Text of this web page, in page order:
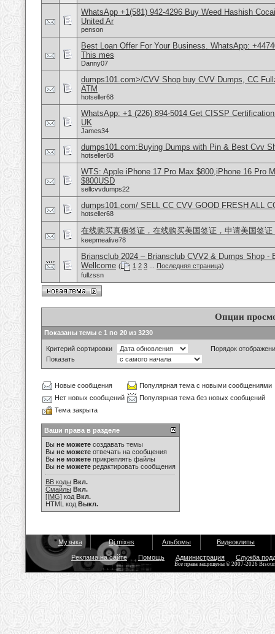
WhatsApp +1(581) 942-4296 Buy Weed Hashish
United Ar
penson
Best Loan Offer For Your Business. WhatsApp:
This mes
Danny07
dumps101.com>/CVV Shop buy CVV Dumps, CC
ATM
hotseller68
WhatsApp: +1 (226) 894-5014​ Get CISSP
UK
James34
dumps101.com:Buying Dumps with Pin & Best Cvv
hotseller68
WTS: Apple iPhone 17 Pro Max $800,iPhone 16 Pro
$800USD
sellcvvdumps22
dumps101.com/ SELL CC CVV GOOD FRESH ALL
hotseller68
在线购买真假签证，在线购买美国签证，申请美国签证
keepmealive78
Briansclub 2024 – Briansclub CVV2 & Dumps Shop -
Wellcome ( 1 2 3 Последняя страница)
fullzssn
Опции
Показаны темы с 1 по 20 из 3230
Критерий сортировки
Порядок
Показать
Новые сообщения
Популярная тема с новыми сообщениями
Нет новых сообщений
Популярная тема без новых сообщений
Тема закрыта
Ваши права в разделе
Вы не можете создавать темы
Вы не можете отвечать на сообщения
Вы не можете прикреплять файлы
Вы не можете редактировать сообщения
BB коды Вкл.
Смайлы Вкл.
[IMG] код Вкл.
HTML код Выкл.
Музыка Dj mixes Альбомы Видеоклипы
Реклама на сайте Помощь Администрация Служба
Все права защищены © 2007-2026